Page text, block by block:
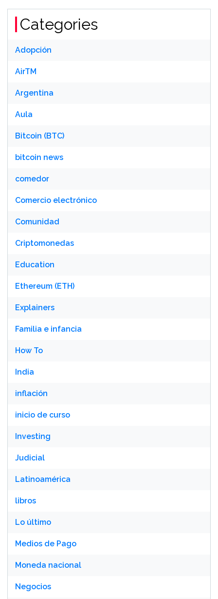
Categories
Adopción
AirTM
Argentina
Aula
Bitcoin (BTC)
bitcoin news
comedor
Comercio electrónico
Comunidad
Criptomonedas
Education
Ethereum (ETH)
Explainers
Familia e infancia
How To
India
inflación
inicio de curso
Investing
Judicial
Latinoamérica
libros
Lo último
Medios de Pago
Moneda nacional
Negocios